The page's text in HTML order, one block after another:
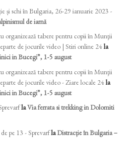
și schi în Bulgaria, 26-29 ianuarie 2023 -
de iarnă
organizează tabere pentru copii în Munţii
de jocurile video | Stiri online 24la
in Bucegi”, 1-5 august
organizează tabere pentru copii în Munţii
de jocurile video - Ziare locale 24la
in Bucegi”, 1-5 august
laVia ferrata si trekking in Dolomiti
pe 13 - SprevarflaDistracție în Bulgaria –